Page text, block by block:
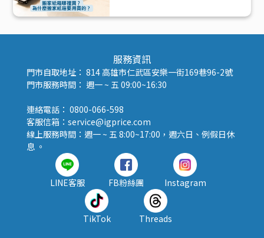
服務資訊
門市自取地址： 814 高雄市仁武區安樂一街169巷96-2號
門市服務時間： 週一 ~ 五 09:00~16:30
連絡電話： 0800-066-598
客服信箱：service@igprice.com
線上服務時間：週一 ~ 五 8:00~17:00，週六日、例假日休
息 。
LINE客服 FB粉絲團 Instagram
TikTok Threads